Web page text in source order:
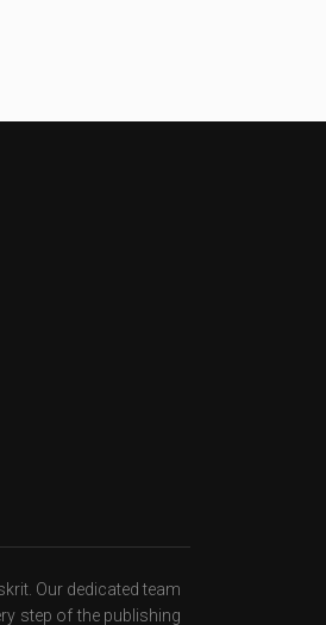
Our dedicated team
step of the publishing